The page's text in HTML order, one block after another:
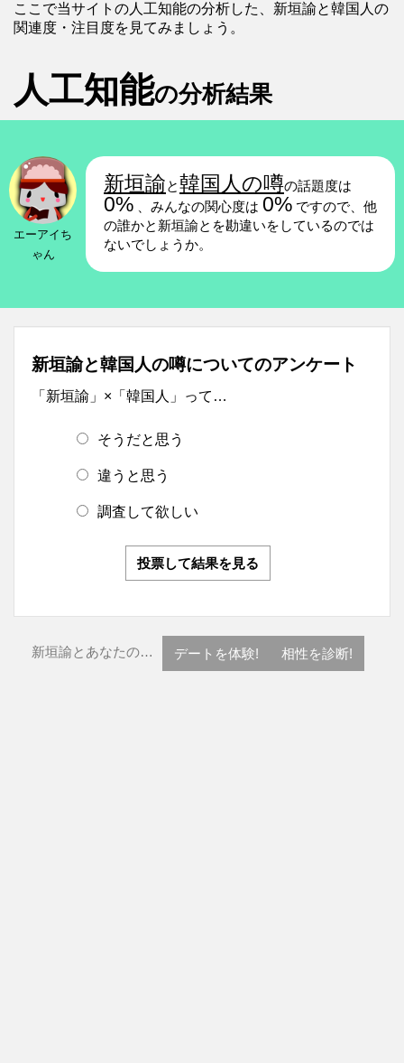
ここで当サイトの人工知能の分析した、新垣諭と韓国人の
関連度・注目度を見てみましょう。
人工知能の分析結果
エーアイち
ゃん
新垣諭と韓国人の噂の話題度は
0% 、みんなの関心度は 0% ですので、他
の誰かと新垣諭とを勘違いをしているのでは
ないでしょうか。
新垣諭と韓国人の噂についてのアンケート
「新垣諭」×「韓国人」って…
そうだと思う
違うと思う
調査して欲しい
投票して結果を見る
新垣諭とあなたの… デートを体験! 相性を診断!